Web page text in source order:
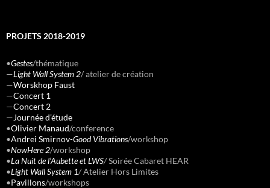
PROJETS 2018-2019
•Gestes/thématique
—Light Wall System 2/ atelier de création
—Worskhop Faust
—Concert 1
—Concert 2
—Journée d’étude
•Olivier Manaud/conference
•Andrei Smirnov-Good Vibrations/workshop
•NowHere 2/workshop
•La Nuit de l’Aubette et LWS/Soirée Cabaret HEAR
•Light Wall System 1/Atelier Hors Limites
•Pavillons/workshops